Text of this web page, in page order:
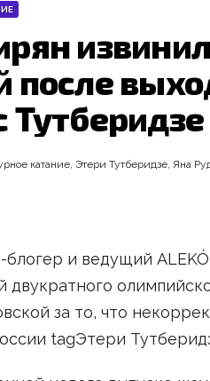
после
Тутберидзе
катание, Этери Тутберидзе, Яна
и ведущий
двукратного
за то, что
tagЭтери